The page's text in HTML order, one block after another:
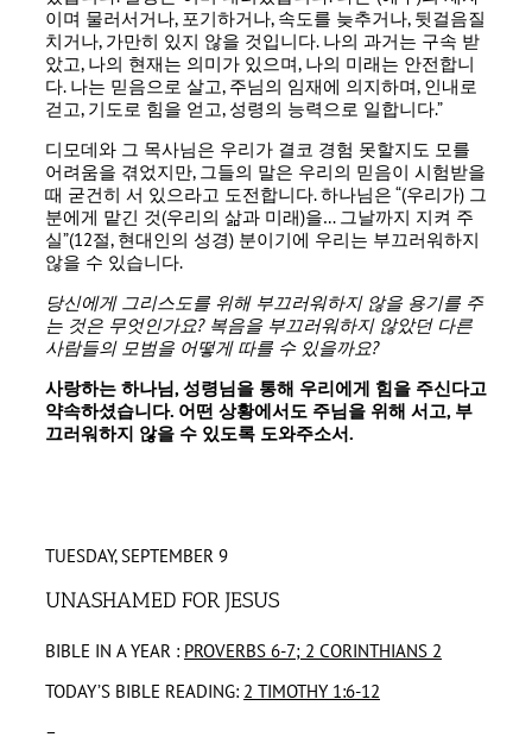
이며 물러서거나, 포기하거나, 속도를 늦추거나, 뒷걸음질
치거나, 가만히 있지 않을 것입니다. 나의 과거는 구속 받
았고, 나의 현재는 의미가 있으며, 나의 미래는 안전합니
다. 나는 믿음으로 살고, 주님의 임재에 의지하며, 인내로
걷고, 기도로 힘을 얻고, 성령의 능력으로 일합니다.”
디모데와 그 목사님은 우리가 결코 경험 못할지도 모를
어려움을 겪었지만, 그들의 말은 우리의 믿음이 시험받을
때 굳건히 서 있으라고 도전합니다. 하나님은 “(우리가) 그
분에게 맡긴 것(우리의 삶과 미래)을… 그날까지 지켜 주
실”(12절, 현대인의 성경) 분이기에 우리는 부끄러워하지
않을 수 있습니다.
당신에게 그리스도를 위해 부끄러워하지 않을 용기를 주
는 것은 무엇인가요? 복음을 부끄러워하지 않았던 다른
사람들의 모범을 어떻게 따를 수 있을까요?
사랑하는 하나님, 성령님을 통해 우리에게 힘을 주신다고
약속하셨습니다. 어떤 상황에서도 주님을 위해 서고, 부
끄러워하지 않을 수 있도록 도와주소서.
TUESDAY, SEPTEMBER 9
UNASHAMED FOR JESUS
BIBLE IN A YEAR : PROVERBS 6-7; 2 CORINTHIANS 2
TODAY’S BIBLE READING: 2 TIMOTHY 1:6-12
–